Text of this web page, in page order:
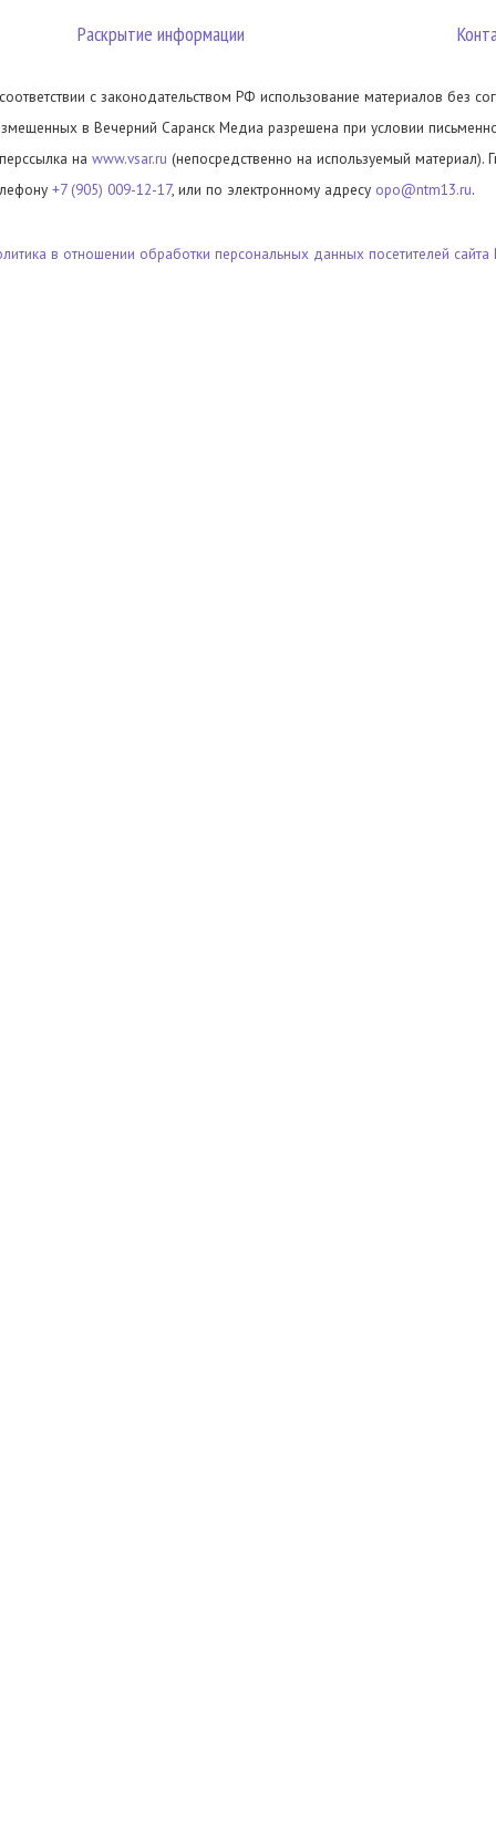
Раскрытие информации
с законодательством РФ использование материалов без
в Вечерний Саранск Медиа разрешена при условии
на www.vsar.ru (непосредственно на используемый материал).
+7 (905) 009-12-17, или по электронному адресу opo@ntm13.ru.
в отношении обработки персональных данных посетителей